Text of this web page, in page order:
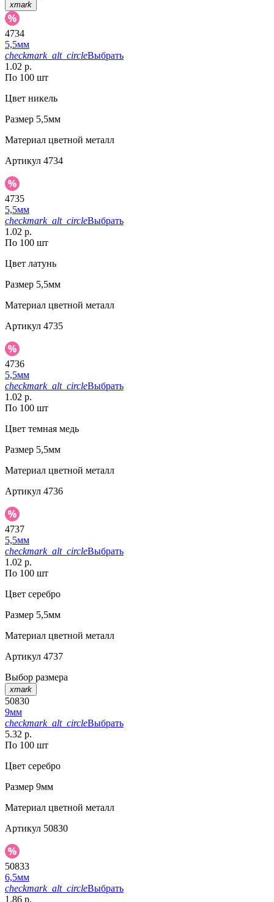
xmark
4734
5,5мм
checkmark_alt_circleВыбрать
1.02 р.
По 100 шт
Цвет никель
Размер 5,5мм
Материал цветной металл
Артикул 4734
4735
5,5мм
checkmark_alt_circleВыбрать
1.02 р.
По 100 шт
Цвет латунь
Размер 5,5мм
Материал цветной металл
Артикул 4735
4736
5,5мм
checkmark_alt_circleВыбрать
1.02 р.
По 100 шт
Цвет темная медь
Размер 5,5мм
Материал цветной металл
Артикул 4736
4737
5,5мм
checkmark_alt_circleВыбрать
1.02 р.
По 100 шт
Цвет серебро
Размер 5,5мм
Материал цветной металл
Артикул 4737
Выбор размера
xmark
50830
9мм
checkmark_alt_circleВыбрать
5.32 р.
По 100 шт
Цвет серебро
Размер 9мм
Материал цветной металл
Артикул 50830
50833
6,5мм
checkmark_alt_circleВыбрать
1.86 р.